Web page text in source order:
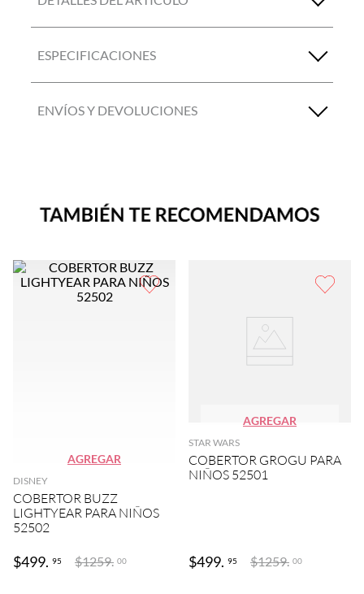
ESPECIFICACIONES
ENVÍOS Y DEVOLUCIONES
AGREGAR
DISNEY
COBERTOR BUZZ
LIGHTYEAR PARA NIÑOS
52502
$499. 95 $1259. 00
AGREGAR
STAR WARS
COBERTOR GROGU PARA
NIÑOS 52501
$499. 95 $1259. 00